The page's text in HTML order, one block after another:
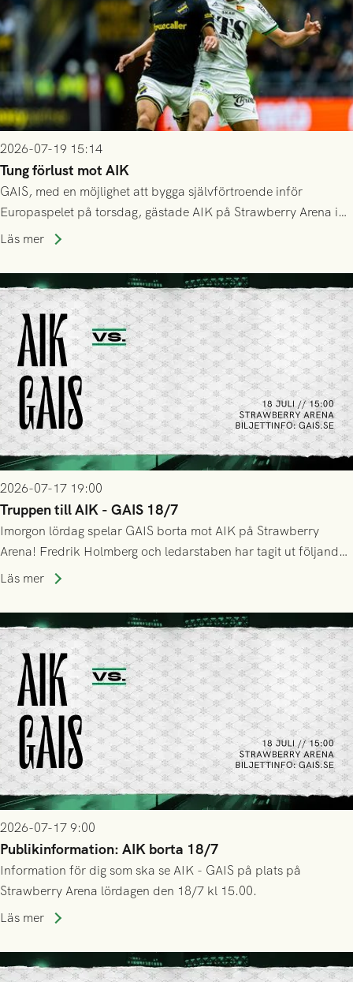
2026-07-19 15:14
Tung förlust mot AIK
GAIS, med en möjlighet att bygga självförtroende inför
Europaspelet på torsdag, gästade AIK på Strawberry Arena i
Stockholm . Men trots konstant hotande i första halvlek av
lyckades få in 2-0.
Läs mer
2026-07-17 19:00
Truppen till AIK - GAIS 18/7
Imorgon lördag spelar GAIS borta mot AIK på Strawberry
Arena! Fredrik Holmberg och ledarstaben har tagit ut följande
trupp till matchen:
Läs mer
2026-07-17 9:00
Publikinformation: AIK borta 18/7
Information för dig som ska se AIK - GAIS på plats på
Strawberry Arena lördagen den 18/7 kl 15.00.
Läs mer